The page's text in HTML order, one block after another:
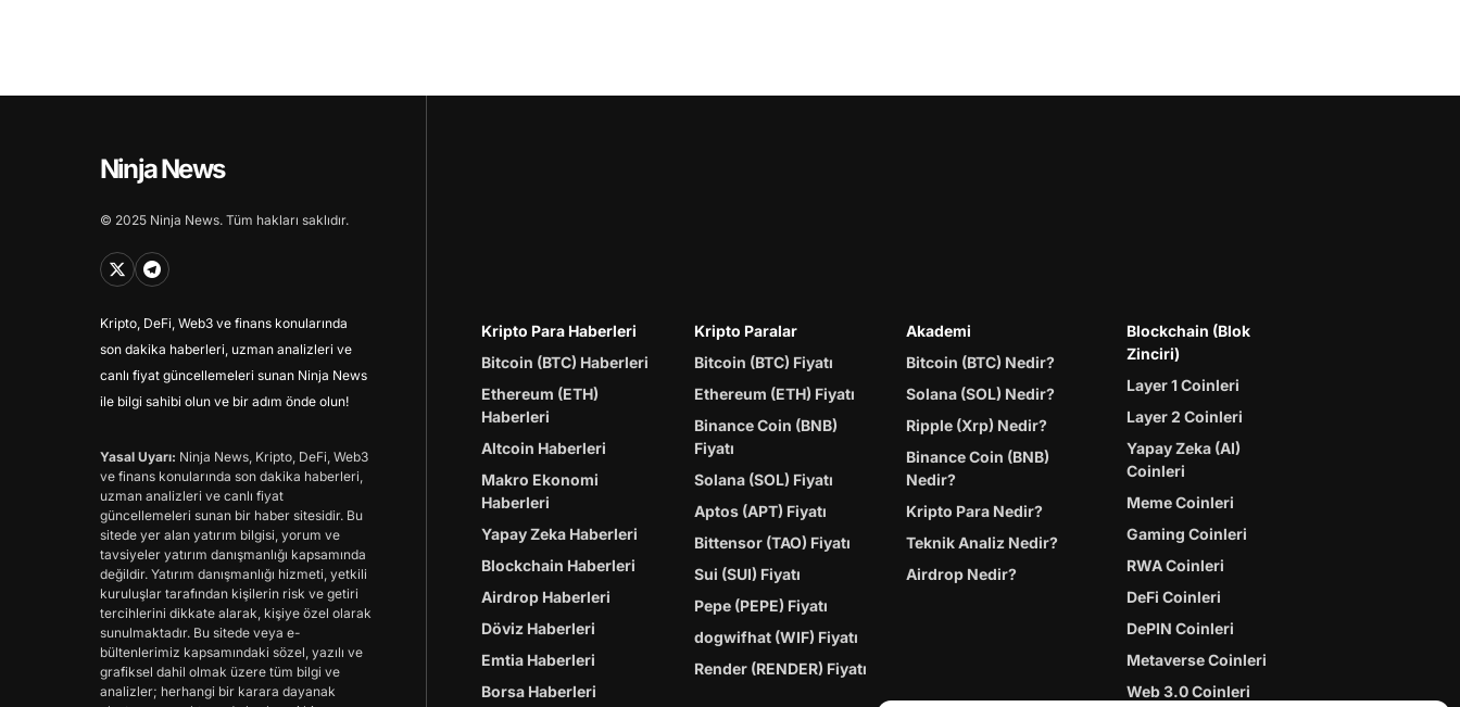
Ninja News
© 2025 Ninja News. Tüm hakları saklıdır.
Kripto, DeFi, Web3 ve finans konularında
son dakika haberleri, uzman analizleri ve
canlı fiyat güncellemeleri sunan Ninja News
ile bilgi sahibi olun ve bir adım önde olun!
Yasal Uyarı: Ninja News, Kripto, DeFi, Web3
ve finans konularında son dakika haberleri,
uzman analizleri ve canlı fiyat
güncellemeleri sunan bir haber sitesidir. Bu
sitede yer alan yatırım bilgisi, yorum ve
tavsiyeler yatırım danışmanlığı kapsamında
değildir. Yatırım danışmanlığı hizmeti, yetkili
kuruluşlar tarafından kişilerin risk ve getiri
tercihlerini dikkate alarak, kişiye özel olarak
sunulmaktadır. Bu sitede veya e-
bültenlerimiz kapsamındaki sözel, yazılı ve
grafiksel dahil olmak üzere tüm bilgi ve
analizler; herhangi bir karara dayanak
Kripto Para Haberleri
Bitcoin (BTC) Haberleri
Ethereum (ETH)
Haberleri
Altcoin Haberleri
Makro Ekonomi
Haberleri
Yapay Zeka Haberleri
Blockchain Haberleri
Airdrop Haberleri
Döviz Haberleri
Emtia Haberleri
Borsa Haberleri
Kripto Paralar
Bitcoin (BTC) Fiyatı
Ethereum (ETH) Fiyatı
Binance Coin (BNB)
Fiyatı
Solana (SOL) Fiyatı
Aptos (APT) Fiyatı
Bittensor (TAO) Fiyatı
Sui (SUI) Fiyatı
Pepe (PEPE) Fiyatı
dogwifhat (WIF) Fiyatı
Render (RENDER) Fiyatı
Akademi
Bitcoin (BTC) Nedir?
Solana (SOL) Nedir?
Ripple (Xrp) Nedir?
Binance Coin (BNB)
Nedir?
Kripto Para Nedir?
Teknik Analiz Nedir?
Airdrop Nedir?
Blockchain (Blok
Zinciri)
Layer 1 Coinleri
Layer 2 Coinleri
Yapay Zeka (AI)
Coinleri
Meme Coinleri
Gaming Coinleri
RWA Coinleri
DeFi Coinleri
DePIN Coinleri
Metaverse Coinleri
Web 3.0 Coinleri